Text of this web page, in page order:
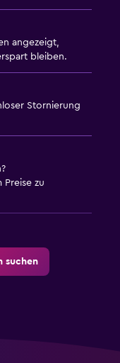
angezeigt,
bleiben.
Stornierung
Preise zu
suchen